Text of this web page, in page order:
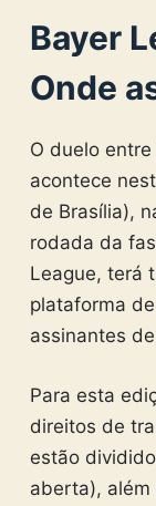
Bayer
Onde
O duelo
acontece
de Brasília),
rodada da
League, terá
plataforma
assinantes
Para esta
direitos de
estão
aberta), além